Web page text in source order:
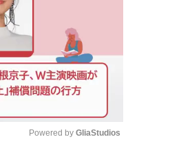
Powered by GliaStudios